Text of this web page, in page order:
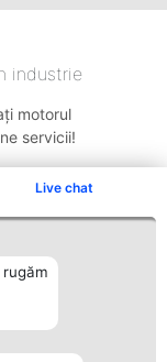
Live chat
industrie
motorul
servicii!